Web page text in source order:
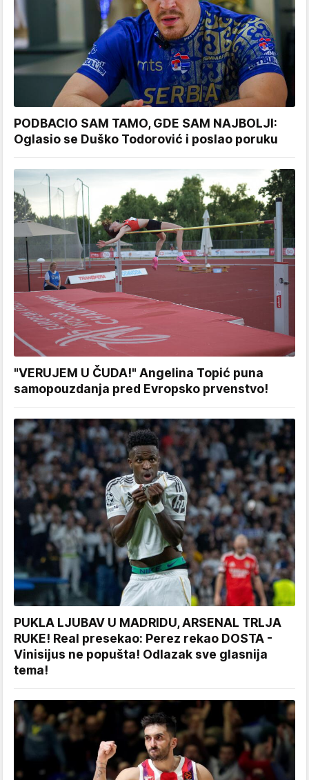
PODBACIO SAM TAMO, GDE SAM NAJBOLJI:
Oglasio se Duško Todorović i poslao poruku
"VERUJEM U ČUDA!" Angelina Topić puna
samopouzdanja pred Evropsko prvenstvo!
PUKLA LJUBAV U MADRIDU, ARSENAL TRLJA
RUKE! Real presekao: Perez rekao DOSTA -
Vinisijus ne popušta! Odlazak sve glasnija
tema!